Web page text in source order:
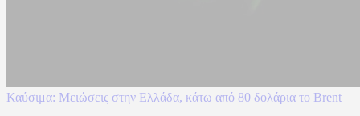
Καύσιμα: Μειώσεις στην Ελλάδα, κάτω από 80 δολάρια το Brent